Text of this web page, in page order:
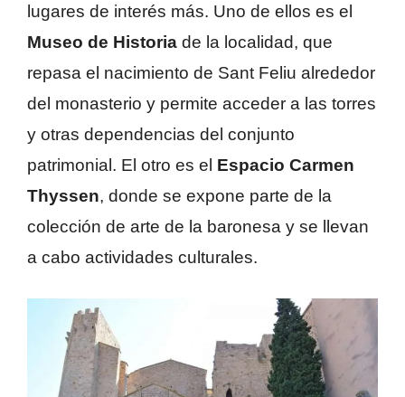
lugares de interés más. Uno de ellos es el
Museo de Historia de la localidad, que
repasa el nacimiento de Sant Feliu alrededor
del monasterio y permite acceder a las torres
y otras dependencias del conjunto
patrimonial. El otro es el Espacio Carmen
Thyssen, donde se expone parte de la
colección de arte de la baronesa y se llevan
a cabo actividades culturales.